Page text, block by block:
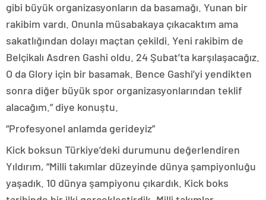
gibi büyük organizasyonların da basamağı. Yunan bir
rakibim vardı. Onunla müsabakaya çıkacaktım ama
sakatlığından dolayı maçtan çekildi. Yeni rakibim de
Belçikalı Asdren Gashi oldu. 24 Şubat’ta karşılaşacağız.
O da Glory için bir basamak. Bence Gashi’yi yendikten
sonra diğer büyük spor organizasyonlarından teklif
alacağım.” diye konuştu.
“Profesyonel anlamda gerideyiz”
Kick boksun Türkiye’deki durumunu değerlendiren
Yıldırım, “Milli takımlar düzeyinde dünya şampiyonluğu
yaşadık. 10 dünya şampiyonu çıkardık. Kick boks